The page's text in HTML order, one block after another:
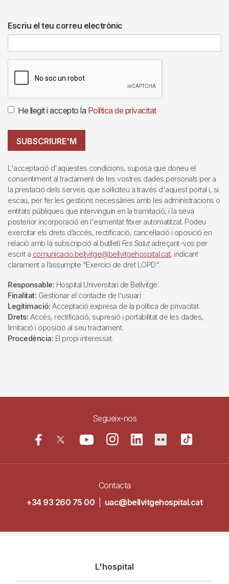
Escriu el teu correu electrònic
He llegit i accepto la Política de privacitat
SUBSCRIURE'M
L'acceptació d'aquestes condicions, suposa que doneu el
consentiment al tractament de les vostres dades personals per a
la prestació dels serveis que sol·liciteu a través d'aquest portal i, si
escau, per fer les gestions necessàries amb les administracions o
entitats públiques que intervinguin en la tramitació, i la seva
posterior incorporació en l'esmentat fitxer automatitzat. Podeu
exercitar els drets d’accés, rectificació, cancel·lació i oposició en
relació amb la subscripció al butlletí Fes Salutadreçant-vos per
escrit a comunicacio.bellvitge@bellvitgehospital.cat, indicant
clarament a l’assumpte "Exercici de dret LOPD".
Responsable: Hospital Universitari de Bellvitge.
Finalitat: Gestionar el contacte de l'usuari
Legitimació: Acceptació expresa de la política de privacitat.
Drets: Accés, rectificació, supresió i portabilitat de les dades,
limitació i oposició al seu tractament.
Procedència: El propi interessat.
Segueix-nos
Contacta
+34 93 260 75 00
uac@bellvitgehospital.cat
principal
L'hospital